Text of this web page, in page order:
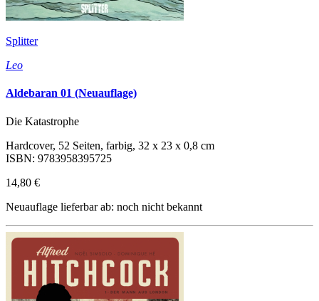
Splitter
Leo
Aldebaran 01 (Neuauflage)
Die Katastrophe
Hardcover, 52 Seiten, farbig, 32 x 23 x 0,8 cm
ISBN: 9783958395725
14,80 €
Neuauflage lieferbar ab: noch nicht bekannt